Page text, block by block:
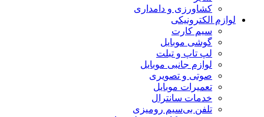
کشاورزی و دامداری
لوازم الکترونیکی
سیم کارت
گوشی موبایل
لپ تاپ و تبلت
لوازم جانبی موبایل
صوتی و تصویری
تعمیرات موبایل
خدمات سانترال
تلفن بی‌سیم رومیزی